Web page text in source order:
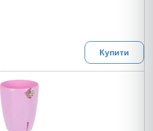
Купити